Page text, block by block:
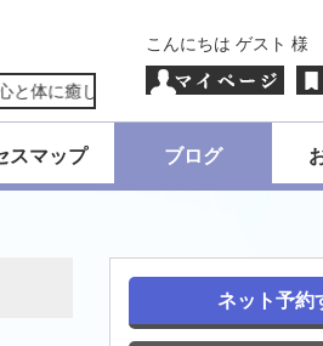
こんにちは ゲスト 様
しの風をそよがせます(*^▽^*)精油の
スマップ ブログ
ネット予約